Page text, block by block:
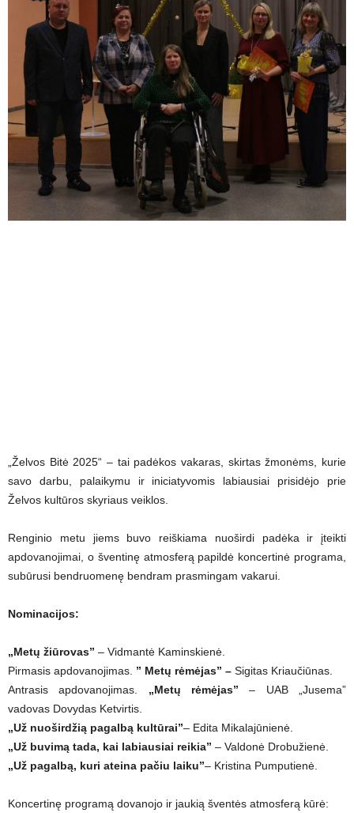
„Želvos Bitė 2025“ – tai padėkos vakaras, skirtas žmonėms, kurie
savo darbu, palaikymu ir iniciatyvomis labiausiai prisidėjo prie
Želvos kultūros skyriaus veiklos.
Renginio metu jiems buvo reiškiama nuoširdi padėka ir įteikti
apdovanojimai, o šventinę atmosferą papildė koncertinė programa,
subūrusi bendruomenę bendram prasmingam vakarui.
Nominacijos:
„Metų žiūrovas” – Vidmantė Kaminskienė.
Pirmasis apdovanojimas. ” Metų rėmėjas” – Sigitas Kriaučiūnas.
Antrasis apdovanojimas. „Metų rėmėjas” – UAB „Jusema”
vadovas Dovydas Ketvirtis.
„Už nuoširdžią pagalbą kultūrai”– Edita Mikalajūnienė.
„Už buvimą tada, kai labiausiai reikia” – Valdonė Drobužienė.
„Už pagalbą, kuri ateina pačiu laiku”– Kristina Pumputienė.
Koncertinę programą dovanojo ir jaukią šventės atmosferą kūrė: